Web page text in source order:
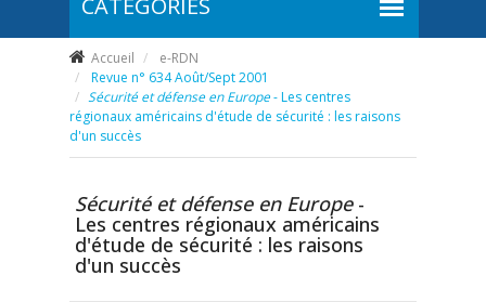
Accueil
e-RDN
Revue n° 634 Août/Sept 2001
Sécurité et défense en Europe- Les centres
régionaux américains d'étude de sécurité : les raisons
d'un succès
Sécurité et défense en Europe-
Les centres régionaux américains
d'étude de sécurité : les raisons
d'un succès